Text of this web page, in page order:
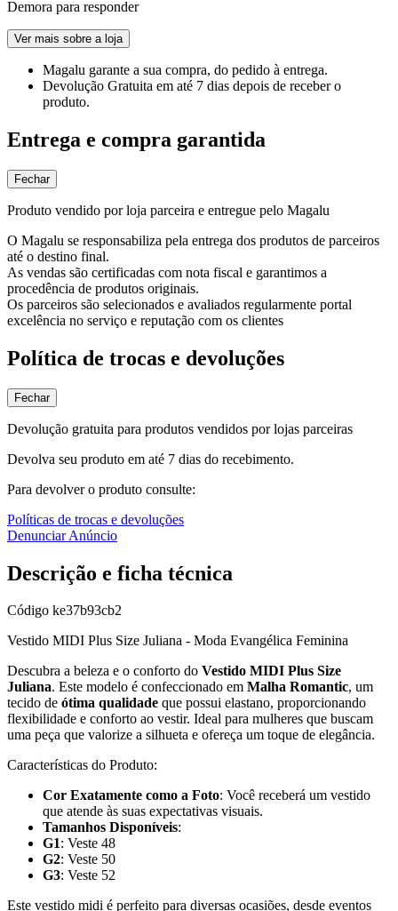
Demora para responder
Ver mais sobre a loja
Magalu garante a sua compra, do pedido à entrega.
Devolução Gratuita em até 7 dias depois de receber o
produto.
Entrega e compra garantida
Fechar
Produto vendido por loja parceira e entregue pelo Magalu
O Magalu se responsabiliza pela entrega dos produtos de parceiros
até o destino final.
As vendas são certificadas com nota fiscal e garantimos a
procedência de produtos originais.
Os parceiros são selecionados e avaliados regularmente portal
excelência no serviço e reputação com os clientes
Política de trocas e devoluções
Fechar
Devolução gratuita para produtos vendidos por lojas parceiras
Devolva seu produto em até 7 dias do recebimento.
Para devolver o produto consulte:
Políticas de trocas e devoluções
Denunciar Anúncio
Descrição e ficha técnica
Código ke37b93cb2
Vestido MIDI Plus Size Juliana - Moda Evangélica Feminina
Descubra a beleza e o conforto do Vestido MIDI Plus Size
Juliana. Este modelo é confeccionado em Malha Romantic, um
tecido de ótima qualidade que possui elastano, proporcionando
flexibilidade e conforto ao vestir. Ideal para mulheres que buscam
uma peça que valorize a silhueta e ofereça um toque de elegância.
Características do Produto:
Cor Exatamente como a Foto: Você receberá um vestido
que atende às suas expectativas visuais.
Tamanhos Disponíveis:
G1: Veste 48
G2: Veste 50
G3: Veste 52
Este vestido midi é perfeito para diversas ocasiões, desde eventos